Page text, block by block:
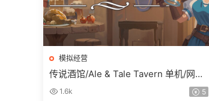
模拟经营
传说酒馆/Ale & Tale Tavern 单机/网络
联机
1.6k 5